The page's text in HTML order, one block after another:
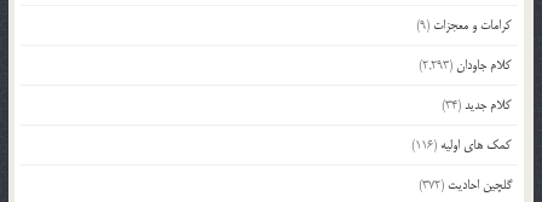
کرامات و معجزات (9)
کلام جاودان(2,293)
کلام جدید(34)
کمک های اولیه (116)
گلچین احادیث (372)